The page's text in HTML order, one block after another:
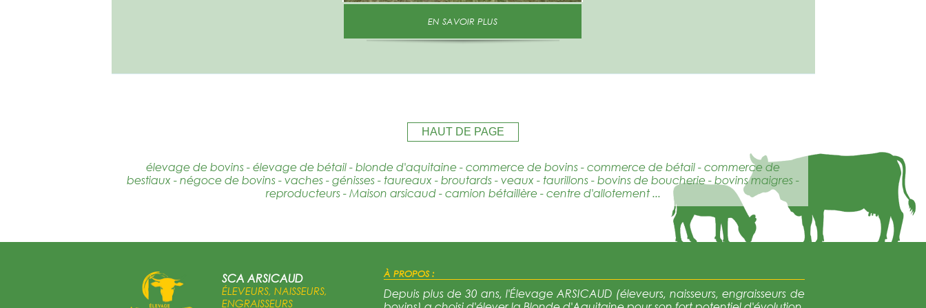
EN SAVOIR PLUS
HAUT DE PAGE
élevage de bovins - élevage de bétail - blonde d'aquitaine - commerce de bovins - commerce de bétail - commerce de
bestiaux - négoce de bovins - vaches - génisses - taureaux - broutards - veaux - taurillons - bovins de boucherie - bovins maigres -
reproducteurs - Maison arsicaud - camion bétaillère - centre d'allotement ...
SCA ARSICAUD
ÉLEVEURS, NAISSEURS,
ENGRAISSEURS
À PROPOS :
Depuis plus de 30 ans, l'Élevage ARSICAUD (éleveurs, naisseurs, engraisseurs de